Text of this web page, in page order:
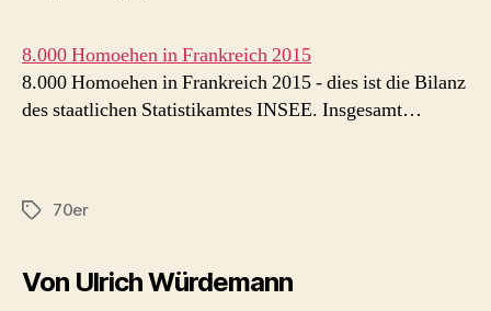
8.000 Homoehen in Frankreich 2015
8.000 Homoehen in Frankreich 2015 - dies ist die Bilanz
des staatlichen Statistikamtes INSEE. Insgesamt…
Schlagwörter
70er
Von Ulrich Würdemann